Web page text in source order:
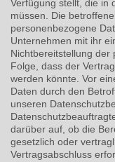
Verfügung stellt, die in
müssen. Die
personenbezogene
Unternehmen mit ihr
Nichtbereitstellung der
Folge, dass der
werden könnte. Vor
Daten durch den
unseren
darüber auf, ob die
gesetzlich oder
Vertragsabschluss